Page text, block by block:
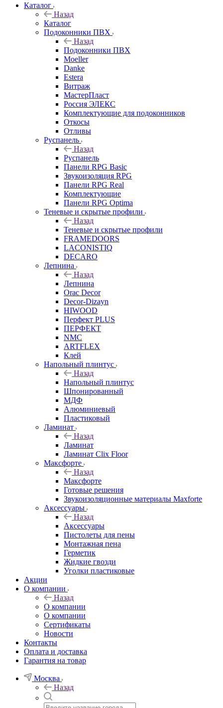
Каталог
Назад
Каталог
Подоконники ПВХ
Назад
Подоконники ПВХ
Moeller
Danke
Estera
Витраж
МастерПласт
Россия ЭЛЕКС
Комплектующие для подоконников
Откосы
Отливы
Руспанель
Назад
Руспанель
Панели RPG Basic
Звукоизоляция RPG
Панели RPG Real
Комплектующие
Панели RPG Optima
Теневые и скрытые профили
Назад
Теневые и скрытые профили
FRAMEDOORS
LACONISTIQ
DECARO
Лепнина
Назад
Лепнина
Orac Decor
Decor-Dizayn
HIWOOD
Перфект PLUS
ПЕРФЕКТ
NMC
ARTFLEX
Клей
Напольный плинтус
Назад
Напольный плинтус
Шпонированный
МДФ
Алюминиевый
Пластиковый
Ламинат
Назад
Ламинат
Ламинат Clix Floor
Максфорте
Назад
Максфорте
Готовые решения
Звукоизоляционные материалы Maxforte
Аксессуары
Назад
Аксессуары
Пистолеты для пены
Монтажная пена
Герметик
Жидкие гвозди
Уголки пластиковые
Акции
О компании
Назад
О компании
О компании
Сертификаты
Новости
Контакты
Оплата и доставка
Гарантия на товар
Москва
Назад